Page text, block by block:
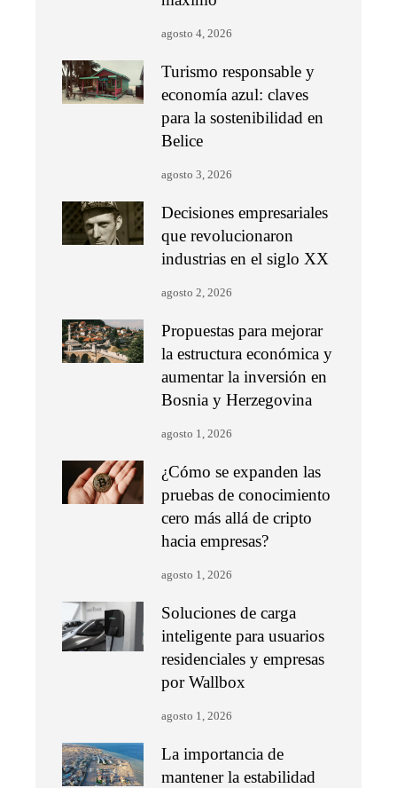
agosto 4, 2026
Turismo responsable y
economía azul: claves
para la sostenibilidad en
Belice
agosto 3, 2026
Decisiones empresariales
que revolucionaron
industrias en el siglo XX
agosto 2, 2026
Propuestas para mejorar
la estructura económica y
aumentar la inversión en
Bosnia y Herzegovina
agosto 1, 2026
¿Cómo se expanden las
pruebas de conocimiento
cero más allá de cripto
hacia empresas?
agosto 1, 2026
Soluciones de carga
inteligente para usuarios
residenciales y empresas
por Wallbox
agosto 1, 2026
La importancia de
mantener la estabilidad